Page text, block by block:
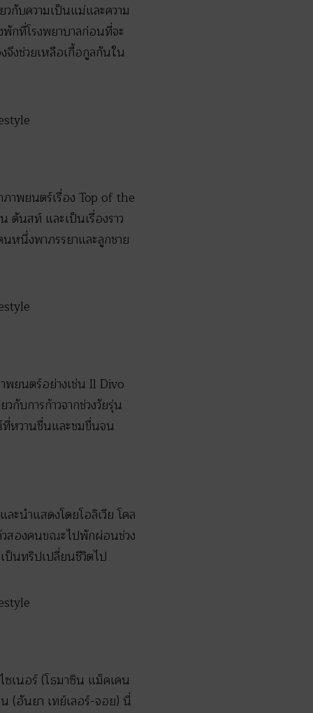
กับความเป็นแม่และความ
กที่โรงพยาบาลก่อนที่จะ
งช่วยเหลือเกื้อกูลกันใน
าพยนตร์เรื่อง Top of the
ดันสท์ และเป็นเรื่องราว
หนึ่งพาภรรยาและลูกชาย
พยนตร์อย่างเช่น Il Divo
บการก้าวจากช่วงวัยรุ่น
ที่หวานชื่นและชมขื่นจน
ะนำแสดงโดยโอลิเวีย โคล
วสองคนขณะไปพักผ่อนช่วง
ป็นทริปเปลี่ยนชีวิตไป
เนอร์ (โธมาซิน แม็คเคน
(อันยา เทย์เลอร์-จอย) นี่